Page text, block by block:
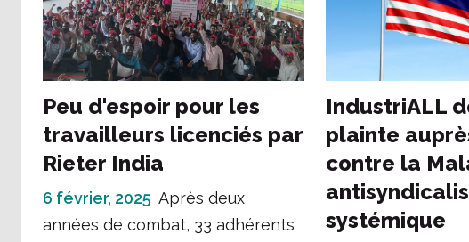
Peu d'espoir pour les
travailleurs licenciés par
Rieter India
6 février, 2025 Après deux
années de combat, 33 adhérents
IndustriALL
plainte
contre la
systémique